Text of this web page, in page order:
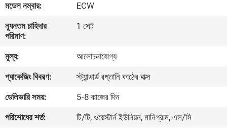
সম্পর্কে
কারখানা
ভ্রমণ
মান
নিয়ন্ত্রণ
মডেল নম্বার:
ECW
ন্যূনতম চাহিদার
পরিমাণ:
1 সেট
মূল্য:
আলোচনাযোগ্য
প্যাকেজিং বিবরণ:
স্ট্যান্ডার্ড রপ্তানি কাঠের বাক্স
ডেলিভারি সময়:
5-8 কাজের দিন
পরিশোধের শর্ত:
টি/টি, ওয়েস্টার্ন ইউনিয়ন, মানিগ্রাম, এল/সি